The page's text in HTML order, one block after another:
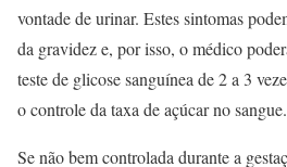
vontade de urinar. Estes sintomas
da gravidez e, por isso, o médico
teste de glicose sanguínea de 2 a 3
o controle da taxa de açúcar no sangue.
Se não bem controlada durante a